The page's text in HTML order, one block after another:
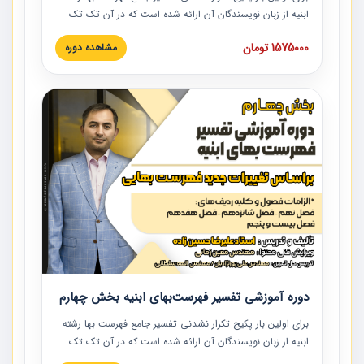
ابنیه از زبان نویسندگان آن ارائه شده است که در آن تک تک
ردیف ها و مطالب فهرست بها تفسیر و ارائه شده است. این
دوره به صورت کامل تصویری بوده و به همراه تصاویر عملیات
دوره با کلام مهندس علیرضاحسین‌زاده مدیر پروژه مهندسی
مشاور در امر بازنگری فهرست بها رشته ابنیه ارائه شده و به تمام
همکارانی که در حوزه صنعت ساخت در حال فعالیت هستند حتما
توصیه می کنیم از مطالب این دوره استفاده نمایند.
1575000 تومان مشاهده دوره
دوره آموزشی تفسیر فهرست‌بهای ابنیه بخش چهارم
برای اولین بار پکیج تکرار نشدنی تفسیر جامع فهرست بها رشته
ابنیه از زبان نویسندگان آن ارائه شده است که در آن تک تک
ردیف ها و مطالب فهرست بها تفسیر و ارائه شده است. این